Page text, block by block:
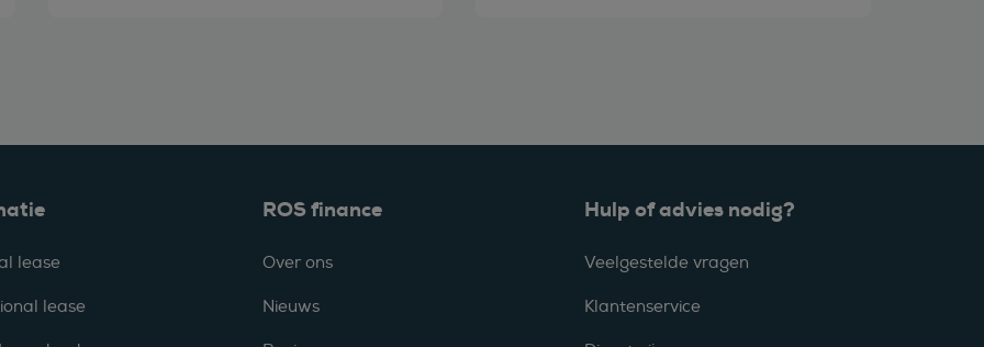
lease
lease
ROS finance
Over ons
Nieuws
Hulp of advies nodig?
Veelgestelde vragen
Klantenservice